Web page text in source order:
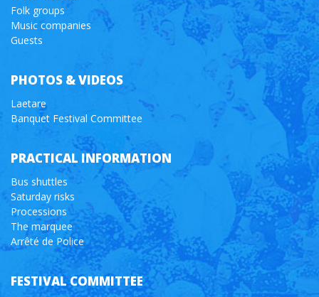
Folk groups
Music companies
Guests
PHOTOS & VIDEOS
Laetare
Banquet Festival Committee
PRACTICAL INFORMATION
Bus shuttles
Saturday risks
Processions
The marquee
Arrêté de Police
FESTIVAL COMMITTEE